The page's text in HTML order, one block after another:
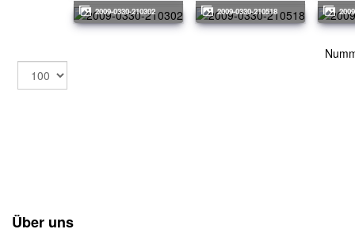
2009-0330-210302 2009-0330-210518
Über uns